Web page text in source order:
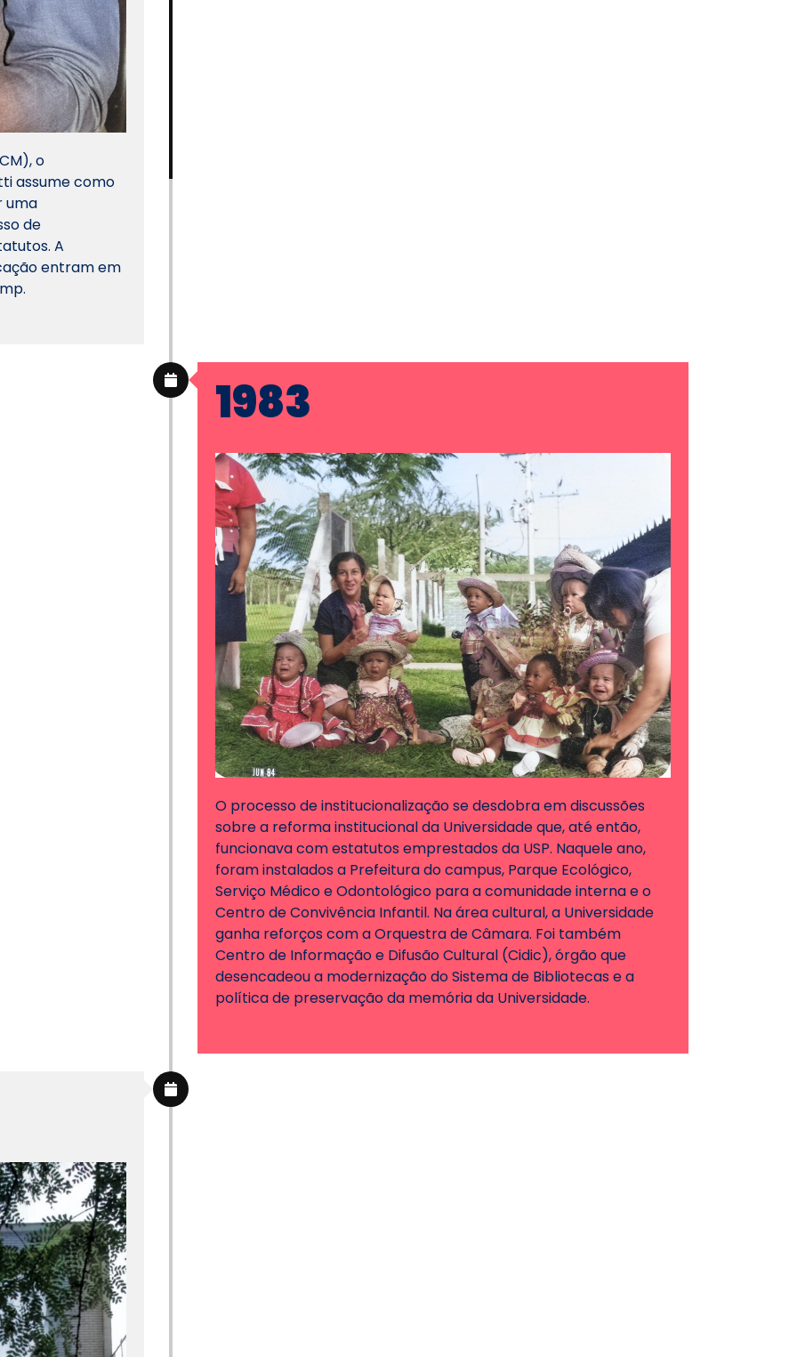
o
assume como
uma
de
A
entram em
1983
O processo de institucionalização se desdobra em discussões
sobre a reforma institucional da Universidade que, até então,
funcionava com estatutos emprestados da USP. Naquele ano,
foram instalados a Prefeitura do campus, Parque Ecológico,
Serviço Médico e Odontológico para a comunidade interna e o
Centro de Convivência Infantil. Na área cultural, a Universidade
ganha reforços com a Orquestra de Câmara. Foi também
Centro de Informação e Difusão Cultural (Cidic), órgão que
desencadeou a modernização do Sistema de Bibliotecas e a
política de preservação da memória da Universidade.